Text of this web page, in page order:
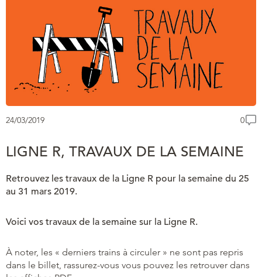
24/03/2019 0
LIGNE R, TRAVAUX DE LA SEMAINE
Retrouvez les travaux de la Ligne R pour la semaine du 25
au 31 mars 2019.
Voici vos travaux de la semaine sur la Ligne R.
À noter, les « derniers trains à circuler » ne sont pas repris
dans le billet, rassurez-vous vous pouvez les retrouver dans